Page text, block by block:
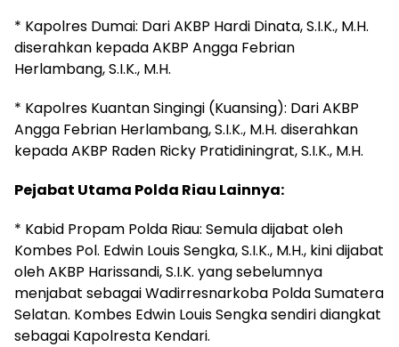
* Kapolres Dumai: Dari AKBP Hardi Dinata, S.I.K., M.H.
diserahkan kepada AKBP Angga Febrian
Herlambang, S.I.K., M.H.
* Kapolres Kuantan Singingi (Kuansing): Dari AKBP
Angga Febrian Herlambang, S.I.K., M.H. diserahkan
kepada AKBP Raden Ricky Pratidiningrat, S.I.K., M.H.
Pejabat Utama Polda Riau Lainnya:
* Kabid Propam Polda Riau: Semula dijabat oleh
Kombes Pol. Edwin Louis Sengka, S.I.K., M.H., kini dijabat
oleh AKBP Harissandi, S.I.K. yang sebelumnya
menjabat sebagai Wadirresnarkoba Polda Sumatera
Selatan. Kombes Edwin Louis Sengka sendiri diangkat
sebagai Kapolresta Kendari.